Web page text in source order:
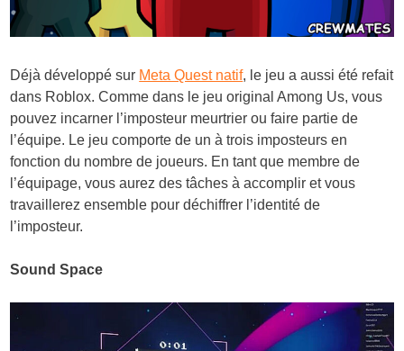
Déjà développé sur Meta Quest natif, le jeu a aussi été refait
dans Roblox. Comme dans le jeu original Among Us, vous
pouvez incarner l’imposteur meurtrier ou faire partie de
l’équipe. Le jeu comporte de un à trois imposteurs en
fonction du nombre de joueurs. En tant que membre de
l’équipage, vous aurez des tâches à accomplir et vous
travaillerez ensemble pour déchiffrer l’identité de
l’imposteur.
Sound Space